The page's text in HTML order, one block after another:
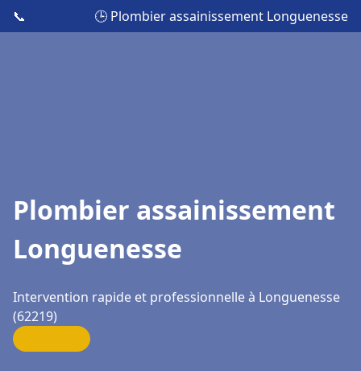
📞 🕒 Plombier assainissement Longuenesse
Plombier assainissement
Longuenesse
Intervention rapide et professionnelle à Longuenesse
(62219)